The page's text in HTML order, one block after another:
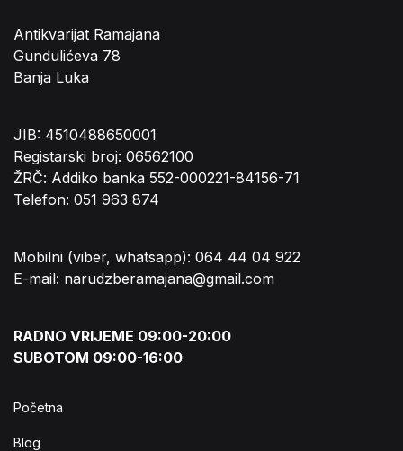
Antikvarijat Ramajana
Gundulićeva 78
Banja Luka
JIB: 4510488650001
Registarski broj: 06562100
ŽRČ: Addiko banka 552-000221-84156-71
Telefon: 051 963 874
Mobilni (viber, whatsapp): 064 44 04 922
E-mail: narudzberamajana@gmail.com
RADNO VRIJEME 09:00-20:00
SUBOTOM 09:00-16:00
Početna
Blog